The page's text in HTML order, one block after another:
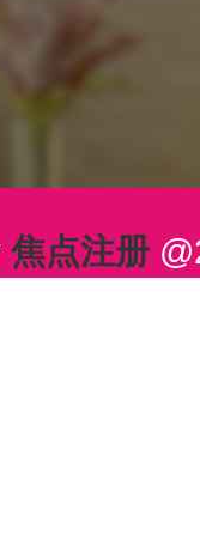
焦点注册